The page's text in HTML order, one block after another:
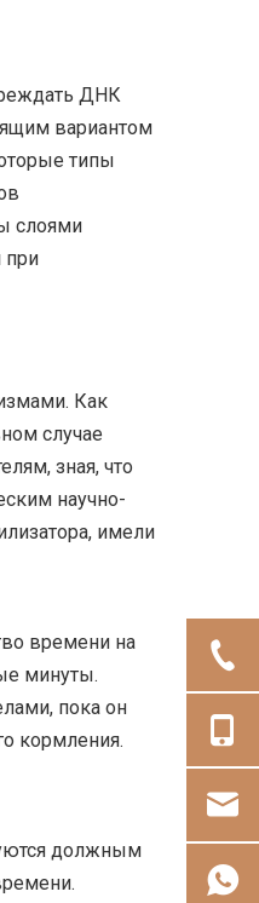
ДНК
вариантом
типы
слоями
при
Как
случае
зная, что
научно-
имели
времени на
минуты.
пока он
кормления.
должным